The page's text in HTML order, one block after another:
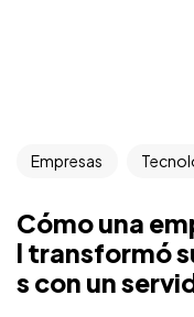
Empresas
Cómo una
l transformó
s con un